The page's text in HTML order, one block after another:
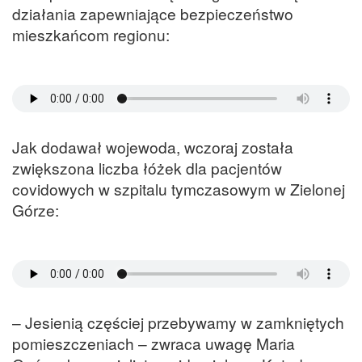
działania zapewniające bezpieczeństwo
mieszkańcom regionu:
Jak dodawał wojewoda, wczoraj została
zwiększona liczba łóżek dla pacjentów
covidowych w szpitalu tymczasowym w Zielonej
Górze:
– Jesienią częściej przebywamy w zamkniętych
pomieszczeniach – zwraca uwagę Maria